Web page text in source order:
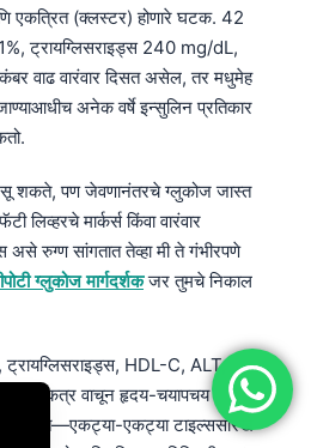
एकत्रित (क्लस्टर) होणारे घटक. 42
ट्रायग्लिसराइड्स 240 mg/dL,
वाढ वारंवार दिसत असेल, तर मधुमेह
अनेक वर्षे इन्सुलिन प्रतिकार
शकते, पण जेवणानंतरचे ग्लुकोज जास्त
मार्कर्स किंवा वारंवार
असे रुग्ण सांगतात तेव्हा मी ते गंभीरपणे
ग्लुकोज मार्गदर्शकजर तुमचे निकाल
HDL-C, ALT,
हे एकत्र वाचून हृदय-चयापचय
घेते—एकट्या-एकट्या टाइल्ससारखे